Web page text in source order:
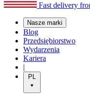
Fast delivery
Nasze marki
Blog
Przedsiębiorstwo
Wydarzenia
Kariera
|
PL